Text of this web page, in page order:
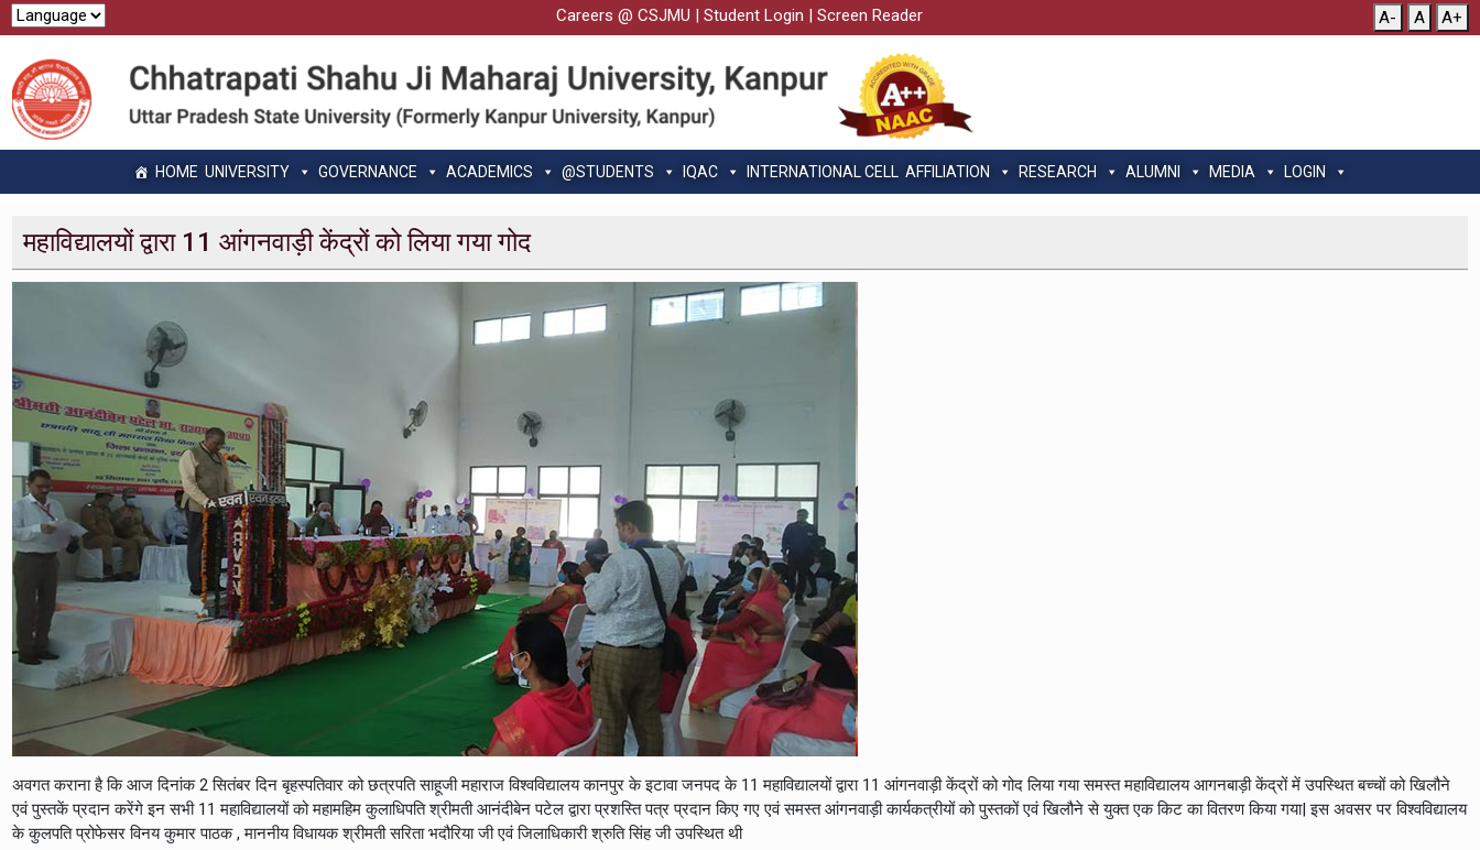
Careers @ CSJMU | Student Login | Screen Reader A- A A+
HOME UNIVERSITY GOVERNANCE ACADEMICS @STUDENTS IQAC INTERNATIONAL CELL AFFILIATION RESEARCH ALUMNI MEDIA LOGIN
महाविद्यालयों द्वारा 11 आंगनवाड़ी केंद्रों को लिया गया गोद
अवगत कराना है कि आज दिनांक 2 सितंबर दिन बृहस्पतिवार को छत्रपति साहूजी महाराज विश्वविद्यालय कानपुर के इटावा जनपद के 11 महाविद्यालयों द्वारा 11 आंगनवाड़ी केंद्रों को गोद लिया गया समस्त महाविद्यालय आगनबाड़ी केंद्रों में उपस्थित बच्चों को खिलौने
एवं पुस्तकें प्रदान करेंगे इन सभी 11 महाविद्यालयों को महामहिम कुलाधिपति श्रीमती आनंदीबेन पटेल द्वारा प्रशस्ति पत्र प्रदान किए गए एवं समस्त आंगनवाड़ी कार्यकत्रीयों को पुस्तकों एवं खिलौने से युक्त एक किट का वितरण किया गया| इस अवसर पर विश्वविद्यालय
के कुलपति प्रोफेसर विनय कुमार पाठक , माननीय विधायक श्रीमती सरिता भदौरिया जी एवं जिलाधिकारी श्रुति सिंह जी उपस्थित थी